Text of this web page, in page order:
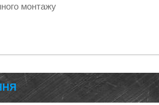
монтажу